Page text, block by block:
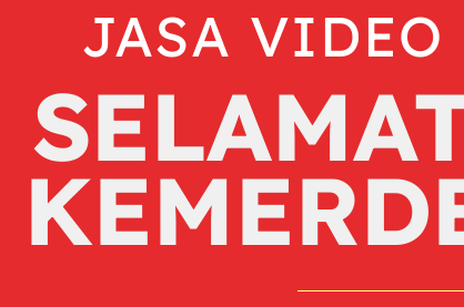
JASA VIDEO